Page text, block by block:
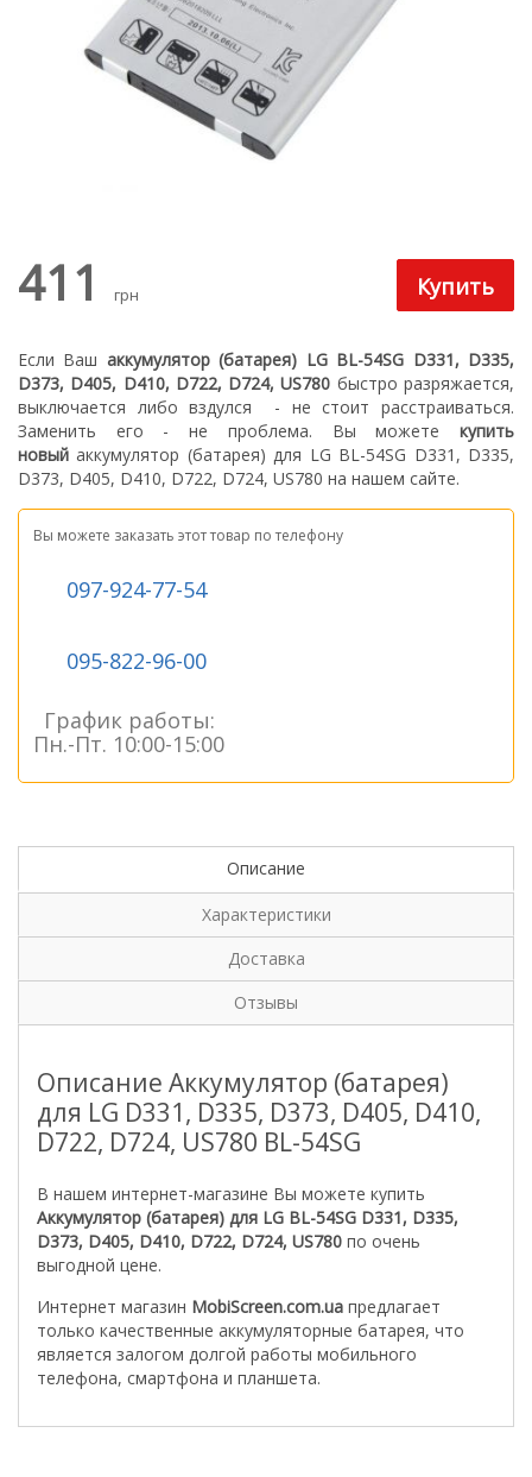
411 грн
Если Ваш аккумулятор (батарея) LG BL-54SG D331, D335,
D373, D405, D410, D722, D724, US780 быстро разряжается,
выключается либо вздулся
- не стоит расстраиваться.
Заменить его - не проблема. Вы можетекупить
новый аккумулятор (батарея) для LG BL-54SG D331, D335,
D373, D405, D410, D722, D724, US780 на нашем сайте.
Вы можете заказать этот товар по телефону
097-924-77-54
095-822-96-00
График работы:
Пн.-Пт. 10:00-15:00
Описание
Характеристики
Доставка
Отзывы
Описание Аккумулятор (батарея)
для LG D331, D335, D373, D405, D410,
D722, D724, US780 BL-54SG
В нашем интернет-магазине Вы можете купить
Аккумулятор (батарея) для LG BL-54SG D331, D335,
D373, D405, D410, D722, D724, US780 по очень
выгодной цене.
Интернет магазин MobiScreen.com.ua предлагает
только качественные аккумуляторные батарея, что
является залогом долгой работы мобильного
телефона, смартфона и планшета.